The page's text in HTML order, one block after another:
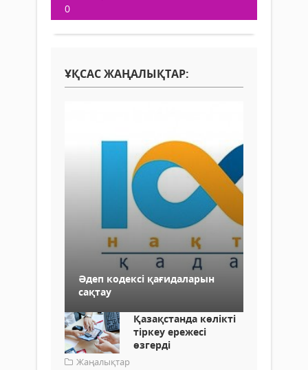
0
ҰҚСАС ЖАҢАЛЫҚТАР:
Әдеп кодексі қағидаларын
сақтау
Қазақстанда көлікті
тіркеу ережесі
өзгерді
Жаңалықтар